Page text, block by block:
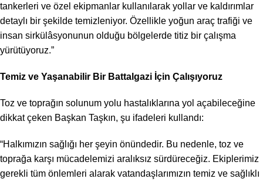
tankerleri ve özel ekipmanlar kullanılarak yollar ve kaldırımlar
detaylı bir şekilde temizleniyor. Özellikle yoğun araç trafiği ve
insan sirkülâsyonunun olduğu bölgelerde titiz bir çalışma
yürütüyoruz.”
Temiz ve Yaşanabilir Bir Battalgazi İçin Çalışıyoruz
Toz ve toprağın solunum yolu hastalıklarına yol açabileceğine
dikkat çeken Başkan Taşkın, şu ifadeleri kullandı:
“Halkımızın sağlığı her şeyin önündedir. Bu nedenle, toz ve
toprağa karşı mücadelemizi aralıksız sürdüreceğiz. Ekiplerimiz
gerekli tüm önlemleri alarak vatandaşlarımızın temiz ve sağlıklı